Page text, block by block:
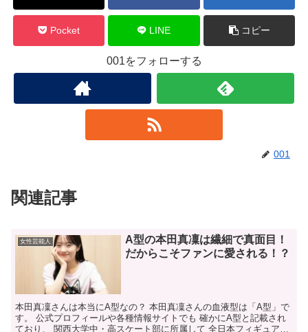
Pocket LINE コピー
001をフォローする
001
関連記事
女性芸能人
A型の本田真凜は繊細で真面目！
だからこそファンに愛される！？
本田真凜さんは本当にA型なの？ 本田真凜さんの血液型は「A型」で
す。 公式プロフィールや各種情報サイトでも 確かにA型と記載され
ており、 関西大学中・高スケート部に所属して 全日本フィギュア選